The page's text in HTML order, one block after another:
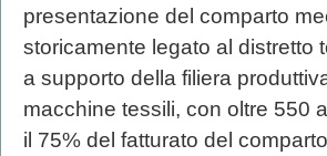
presentazione del comparto
storicamente legato al distretto
a supporto della filiera
macchine tessili, con oltre 550
il 75% del fatturato del